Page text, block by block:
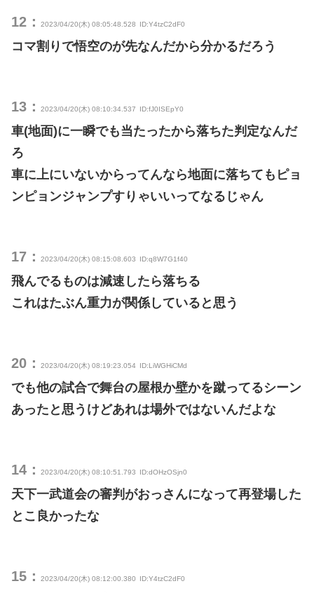
12： 2023/04/20(木) 08:05:48.528 ID:Y4tzC2dF0
コマ割りで悟空のが先なんだから分かるだろう
13： 2023/04/20(木) 08:10:34.537 ID:fJ0ISEpY0
車(地面)に一瞬でも当たったから落ちた判定なんだ
ろ
車に上にいないからってんなら地面に落ちてもピョ
ンピョンジャンプすりゃいいってなるじゃん
17： 2023/04/20(木) 08:15:08.603 ID:q8W7G1f40
飛んでるものは減速したら落ちる
これはたぶん重力が関係していると思う
20： 2023/04/20(木) 08:19:23.054 ID:LiWGHiCMd
でも他の試合で舞台の屋根か壁かを蹴ってるシーン
あったと思うけどあれは場外ではないんだよな
14： 2023/04/20(木) 08:10:51.793 ID:dOHzOSjn0
天下一武道会の審判がおっさんになって再登場した
とこ良かったな
15： 2023/04/20(木) 08:12:00.380 ID:Y4tzC2dF0